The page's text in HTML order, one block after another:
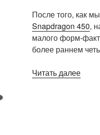
После того, как
Snapdragon 450,
малого форм-
более раннем
Читать далее